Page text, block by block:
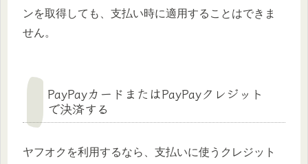
ンを取得しても、支払い時に適用することはできま
せん。
PayPayカードまたはPayPayクレジット
で決済する
ヤフオクを利用するなら、支払いに使うクレジット